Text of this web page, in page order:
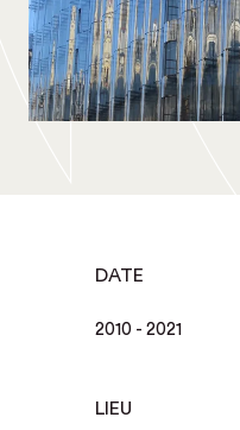
DATE
2010 - 2021
LIEU